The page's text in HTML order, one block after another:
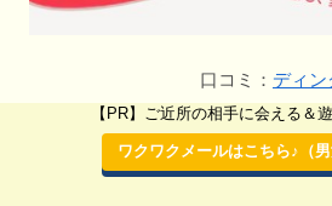
口コミ： ディン
アプリ名
ディンク
【PR】ご近所の相手に会える＆
ワクワクメールはこちら♪（男